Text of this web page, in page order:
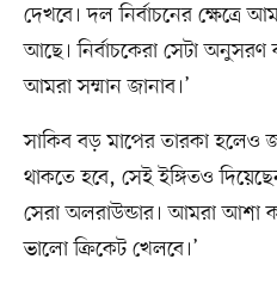
দেখবে। দল নির্বাচনের ক্ষেত্রে
আছে। নির্বাচকেরা সেটা অনুসরণ
আমরা সম্মান জানাব।’
সাকিব বড় মাপের তারকা হলেও
থাকতে হবে, সেই ইঙ্গিতও
সেরা অলরাউন্ডার। আমরা আশা
ভালো ক্রিকেট খেলবে।’